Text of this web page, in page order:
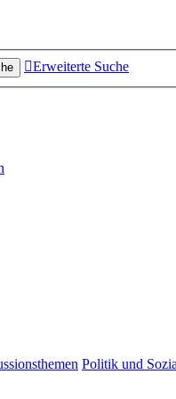
Erweiterte Suche
Politik und